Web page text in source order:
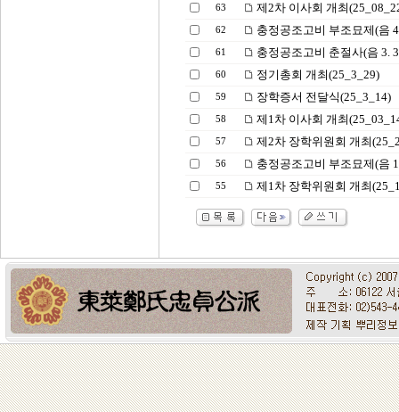
63 제2차 이사회 개최
62 충정공조고비 부조묘제(음
61 충정공조고비 춘절사(음 3.
60 정기총회 개최(25_3_29)
59 장학증서 전달식(25_3_14)
58 제1차 이사회 개최
57 제2차 장학위원회 개최
56 충정공조고비 부조묘제(음
55 제1차 장학위원회 개최